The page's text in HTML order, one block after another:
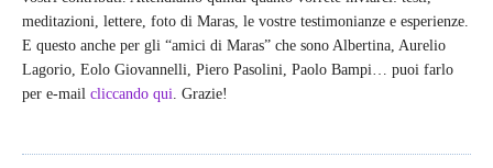
meditazioni, lettere, foto di Maras, le vostre testimonianze e esperienze.
E questo anche per gli “amici di Maras” che sono Albertina, Aurelio
Lagorio, Eolo Giovannelli, Piero Pasolini, Paolo Bampi… puoi farlo
per e-mail cliccando qui. Grazie!